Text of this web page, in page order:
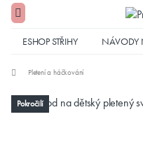
ESHOP STŘIHY NÁVODY
Pletení a háčkování
Pokročilí